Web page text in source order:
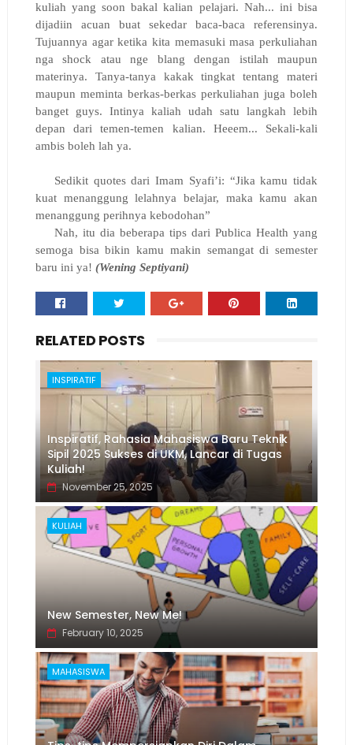
kuliah yang soon bakal kalian pelajari. Nah... ini bisa
dijadiin acuan buat sekedar baca-baca referensinya.
Tujuannya agar ketika kita memasuki masa perkuliahan
nga shock atau nge blang dengan istilah maupun
materinya. Tanya-tanya kakak tingkat tentang materi
maupun meminta berkas-berkas perkuliahan juga boleh
banget guys. Intinya kaliah udah satu langkah lebih
depan dari temen-temen kalian. Heeem... Sekali-kali
ambis boleh lah ya.
Sedikit quotes dari Imam Syafi’i: “Jika kamu tidak
kuat menanggung lelahnya belajar, maka kamu akan
menanggung perihnya kebodohan”
Nah, itu dia beberapa tips dari Publica Health yang
semoga bisa bikin kamu makin semangat di semester
baru ini ya! (Wening Septiyani)
RELATED POSTS
INSPIRATIF
Inspiratif, Rahasia Mahasiswa Baru Teknik
Sipil 2025 Sukses di UKM, Lancar di Tugas
Kuliah!
November 25, 2025
KULIAH
New Semester, New Me!
February 10, 2025
MAHASISWA